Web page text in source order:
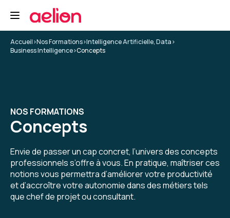
Accueil>Nos Formations>Intelligence Artificielle, Data>
Business Intelligence>Concepts
NOS FORMATIONS
Concepts
Envie de passer un cap concret, l’univers des concepts
professionnels s’offre à vous. En pratique, maîtriser ces
notions vous permettra d’améliorer votre productivité
et d’accroître votre autonomie dans des métiers tels
que chef de projet ou consultant.